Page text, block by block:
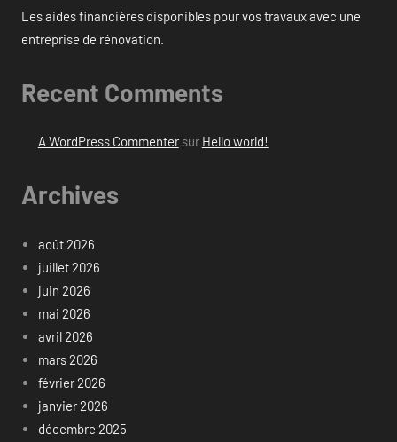
Les aides financières disponibles pour vos travaux avec une
entreprise de rénovation.
Recent Comments
A WordPress Commentersur Hello world!
Archives
août 2026
juillet 2026
juin 2026
mai 2026
avril 2026
mars 2026
février 2026
janvier 2026
décembre 2025